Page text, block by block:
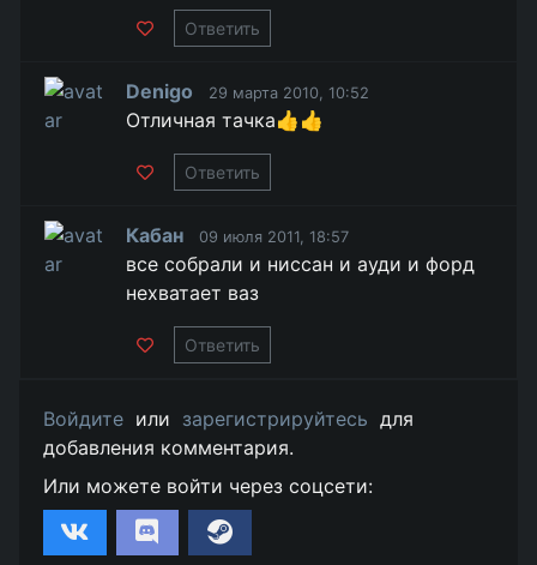
Ответить
Denigo 29 марта 2010, 10:52
Отличная тачка👍👍
Ответить
Кабан 09 июля 2011, 18:57
все собрали и ниссан и ауди и форд
нехватает ваз
Ответить
Войдите или зарегистрируйтесь для
добавления комментария.
Или можете войти через соцсети: